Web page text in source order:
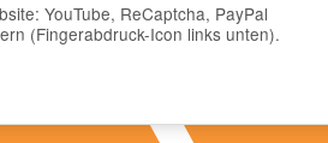
YouTube, ReCaptcha, PayPal
(Fingerabdruck-Icon links unten).